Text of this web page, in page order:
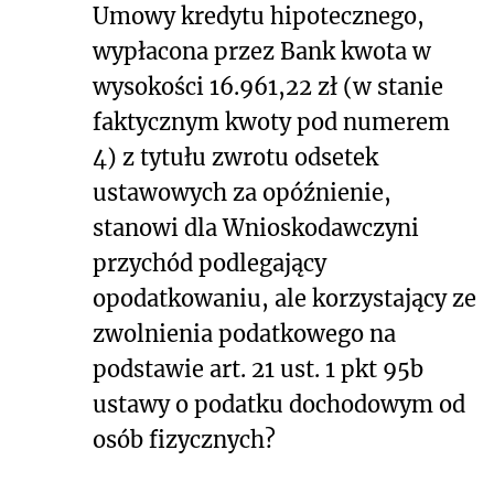
Umowy kredytu hipotecznego,
wypłacona przez Bank kwota w
wysokości 16.961,22 zł (w stanie
faktycznym kwoty pod numerem
4) z tytułu zwrotu odsetek
ustawowych za opóźnienie,
stanowi dla Wnioskodawczyni
przychód podlegający
opodatkowaniu, ale korzystający ze
zwolnienia podatkowego na
podstawie art. 21 ust. 1 pkt 95b
ustawy o podatku dochodowym od
osób fizycznych?